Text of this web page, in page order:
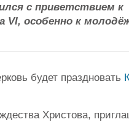
с приветствием к
VI, особенно к
будет праздновать
Христова,